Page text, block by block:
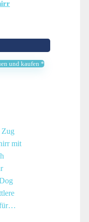
und kaufen *